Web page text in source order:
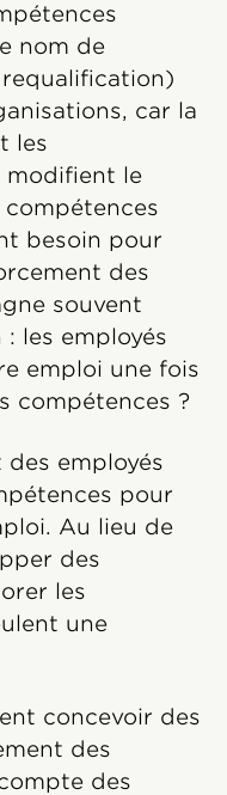
nom de
car la
les
modifient le
besoin pour
des
souvent
les employés
emploi une fois
compétences ?
des employés
pour
Au lieu de
des
les
une
concevoir des
des
des